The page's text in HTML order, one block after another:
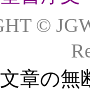
©
章の無